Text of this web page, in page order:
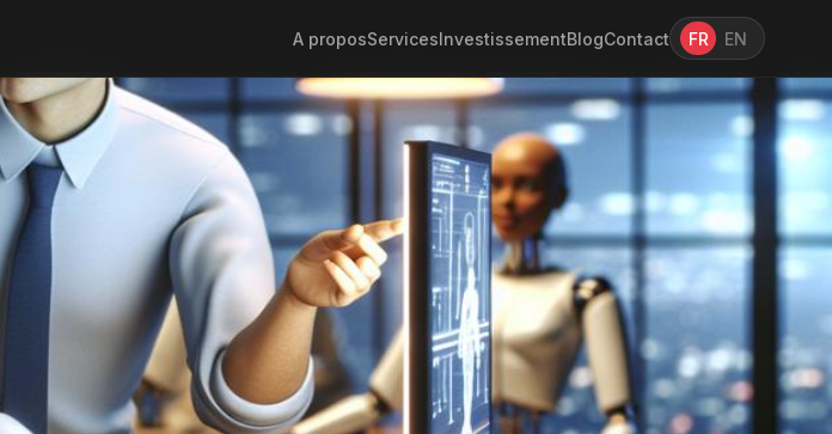
A proposServicesInvestissementBlogContact FR EN